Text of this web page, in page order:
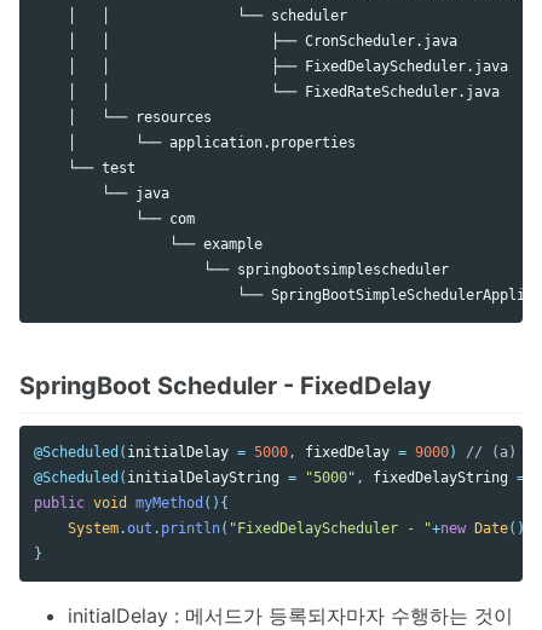
    │   │               └── scheduler
    │   │                   ├── CronScheduler.java
    │   │                   ├── FixedDelayScheduler.java
    │   │                   └── FixedRateScheduler.java
    │   └── resources
    │       └── application.properties
    └── test
        └── java
            └── com
                └── example
                    └── springbootsimplescheduler
SpringBoot Scheduler - FixedDelay
@Scheduled ( initialDelay = 5000 , fixedDelay = 9000)
// (a)
@Scheduled ( initialDelayString = "5000" , fixedDelayString =
public void myMethod (){
System.out . println( "FixedDelayScheduler - "+new Date());
}
initialDelay : 메서드가 등록되자마자 수행하는 것이